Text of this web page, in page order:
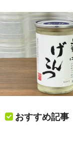
おすすめ記事